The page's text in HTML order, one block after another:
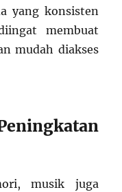
yang konsisten
membuat
mudah diakses
musik juga